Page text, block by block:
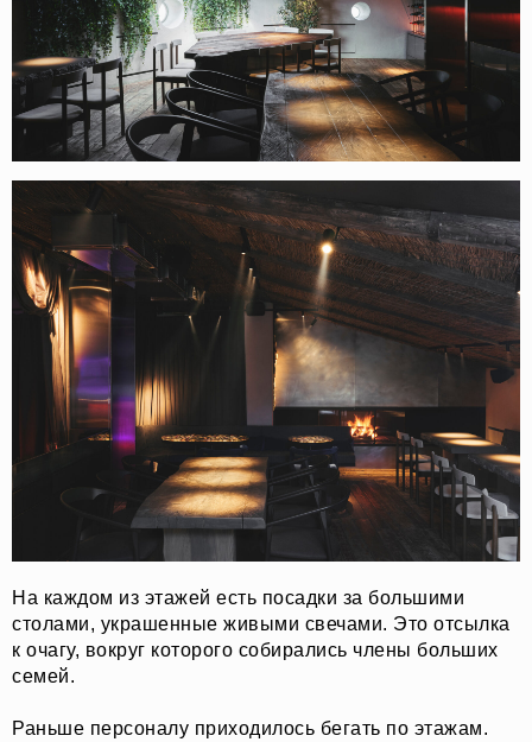
На каждом из этажей есть посадки за большими
столами, украшенные живыми свечами. Это отсылка
к очагу, вокруг которого собирались члены больших
семей.
Раньше персоналу приходилось бегать по этажам.